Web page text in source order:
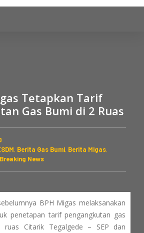
Tetapkan Tarif
Gas Bumi di 2 Ruas
, Berita Gas Bumi, Berita Migas,
Breaking News
BPH Migas melaksanakan
penetapan tarif pengangkutan gas
ruas Citarik Tegalgede – SEP dan